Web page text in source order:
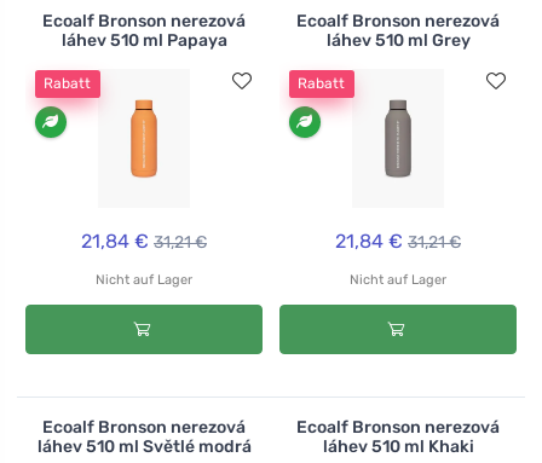
Ecoalf Bronson nerezová
láhev 510 ml Papaya
Rabatt
21,84 € 31,21 €
Nicht auf Lager
Ecoalf Bronson nerezová
láhev 510 ml Grey
Rabatt
21,84 € 31,21 €
Nicht auf Lager
Ecoalf Bronson nerezová
láhev 510 ml Světlé modrá
Ecoalf Bronson nerezová
láhev 510 ml Khaki